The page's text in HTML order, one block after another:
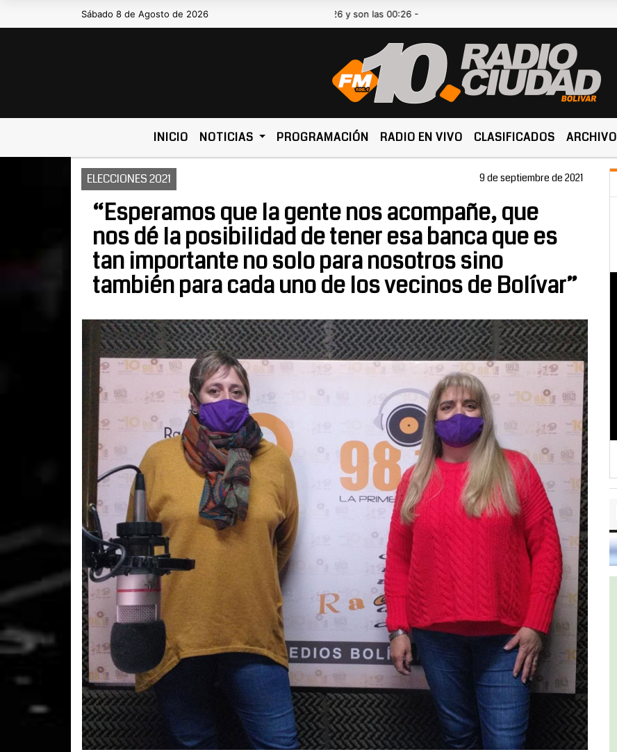
Sábado 8 de Agosto de 2026
Hoy es Sábado 8 de Agosto de 2026 y son las 00:26 -
INICIO NOTICIAS PROGRAMACIÓN RADIO EN VIVO CLASIFICADOS ARCHIVO
ELECCIONES 2021 9 de septiembre de 2021
“Esperamos que la gente nos acompañe, que
nos dé la posibilidad de tener esa banca que es
tan importante no solo para nosotros sino
también para cada uno de los vecinos de Bolívar”